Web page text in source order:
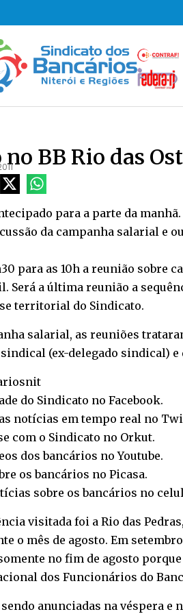
BB Rio das
para a parte da
da campanha salarial e
para as 10h a reunião sobre
Será a última reunião a
territorial do Sindicato.
salarial, as reuniões
(ex-delegado sindical)
do Sindicato no Facebook.
notícias em tempo real no
com o Sindicato no Orkut.
dos bancários noYoutube.
os bancários no Picasa.
sobre os bancários no
visitada foi a Rio das
o mês de agosto. Em
no fim de agosto
dos Funcionários do
anunciadas na véspera e